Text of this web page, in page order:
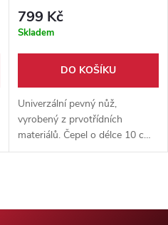
799 Kč
Skladem
DO KOŠÍKU
Univerzální pevný nůž,
vyrobený z prvotřídních
materiálů. Čepel o délce 10 cm
z nerezové oceli 3cr13. Rukojeť